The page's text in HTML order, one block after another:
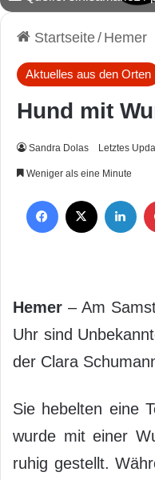
Startseite/ Hemer
Aktuelles aus den Orten
Hund mit
Sandra Dolas Letztes
Weniger als eine Minute
Hemer – Am
Uhr sind
der Clara
Sie hebelten eine
wurde mit einer
ruhig gestellt.